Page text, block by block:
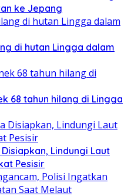
ke Jepang
di hutan Lingga dalam
68 tahun hilang di Lingga
Lindungi Laut
Pesisir